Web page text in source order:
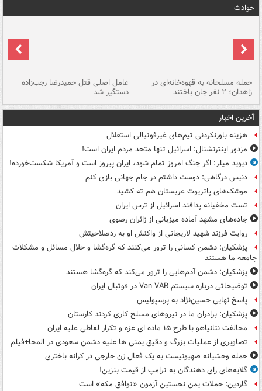
حوادث
حمله مسلحانه به قهوه‌خانه‌ای در
زاهدان؛ ۲ نفر جان باختند
عامل اصلی قتل حمیدرضا رجب‌زاده
دستگیر شد
آخرین اخبار
هزینه باورنکردنی تیم‌های غیرفوتبالی استقلال
مزدور اینترنشنال: اسرائیل تنها متحد مردم ایران است!
دیوید میلر: اگر جنگ امروز تمام شود، ایران پیروز است و آمریکا شکست‌خورده!
دنیس درگاهی: دوست داشتم در جام جهانی بازی کنم
موشک‌های پاتریوت عربستان هم ته‌ کشید
تست مخفیانه پدافند اسرائیل از ترس ایران
جاده‌های مشهد آماده میزبانی از زائران رضوی
روایت فرزند شهید لاریجانی از واکنش او به ردصلاحیتش
پزشکیان: دشمن کسانی را ترور می‌کنند که گره‌گشا و حلال مسائل و مشکلات
جامعه ما هستند
پزشکیان: دشمن آدم‌هایی را ترور می‌کند که گره‌گشا هستند
توضیحاتی درباره سیستم Van VAR در فوتبال ایران
پاسخ نهایی حسین‌نژاد به پرسپولیس
پزشکیان: برادران ما در نیروهای مسلح کاری کردند کارستان
مخالفت نتانیاهو با طرح ۱۵ ماده ای غزه و تکرار لفاظی علیه ایران
تصاویری از عملیات بزرگ و دقیق یمنی ها علیه دشمن سعودی در المخا+فیلم
حمله وحشیانه صهیونیست به یک فعال زن خارجی در کرانه باختری
گلایه‌های رای دهندگان به ترامپ از قیمت بنزین!
گاردین: حملات یمن نخستین آزمون «توافق مکه» است